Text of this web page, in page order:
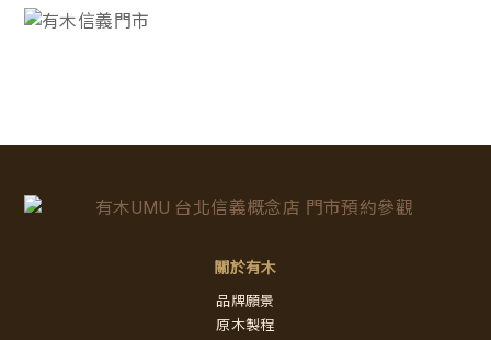
關於有木
品牌願景
原木製程